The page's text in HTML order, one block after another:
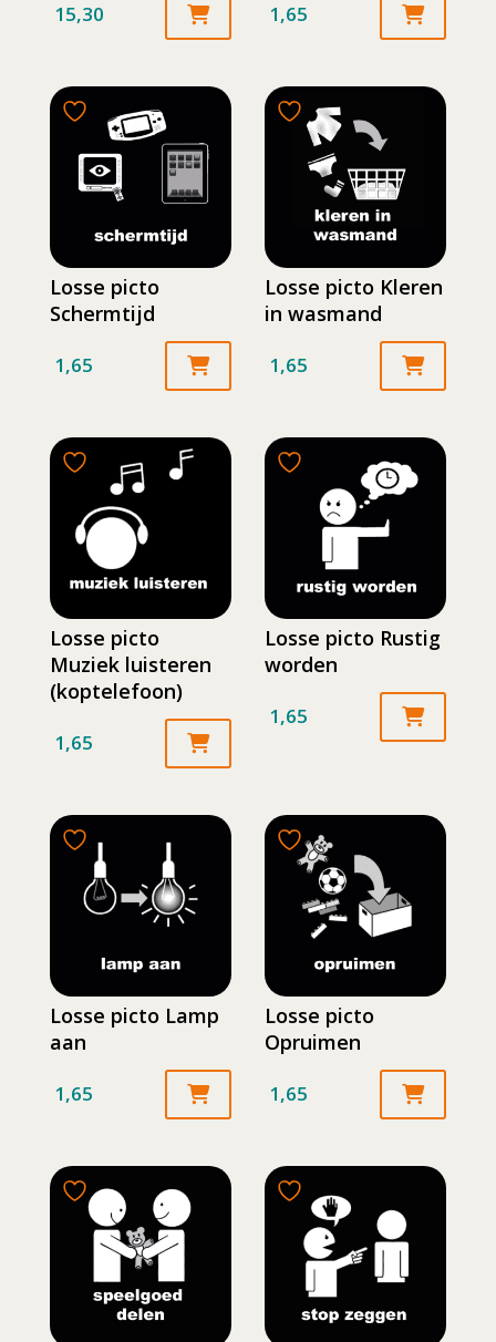
15,30 1,65
Losse picto
Schermtijd
1,65
Losse picto Kleren
in wasmand
1,65
Losse picto
Muziek luisteren
(koptelefoon)
1,65
Losse picto Rustig
worden
1,65
Losse picto Lamp
aan
1,65
Losse picto
Opruimen
1,65